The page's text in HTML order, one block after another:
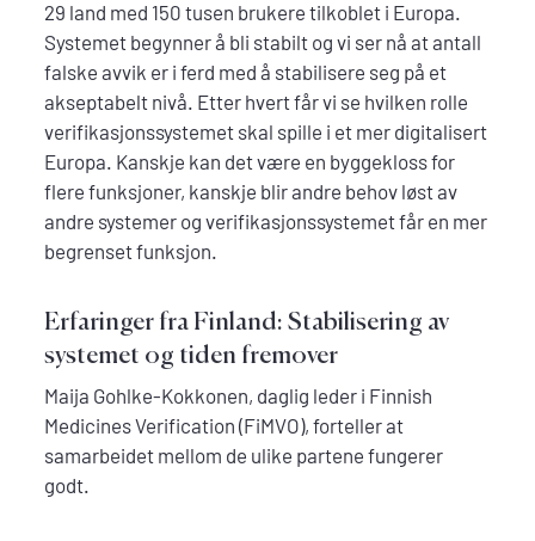
29 land med 150 tusen brukere tilkoblet i Europa.
Systemet begynner å bli stabilt og vi ser nå at antall
falske avvik er i ferd med å stabilisere seg på et
akseptabelt nivå. Etter hvert får vi se hvilken rolle
verifikasjonssystemet skal spille i et mer digitalisert
Europa. Kanskje kan det være en byggekloss for
flere funksjoner, kanskje blir andre behov løst av
andre systemer og verifikasjonssystemet får en mer
begrenset funksjon.
Erfaringer fra Finland: Stabilisering av
systemet og tiden fremover
Maija Gohlke-Kokkonen, daglig leder i Finnish
Medicines Verification (FiMVO), forteller at
samarbeidet mellom de ulike partene fungerer
godt.